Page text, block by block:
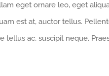
eget ornare leo, eget
est at, auctor tellus.
ac, suscipit neque.